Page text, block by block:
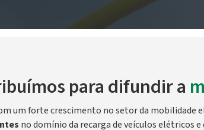
para difundir a
um forte crescimento no setor da mobilidade
no domínio da recarga de veículos elétricos